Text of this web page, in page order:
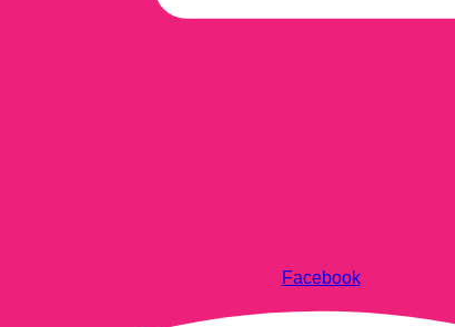
Facebook